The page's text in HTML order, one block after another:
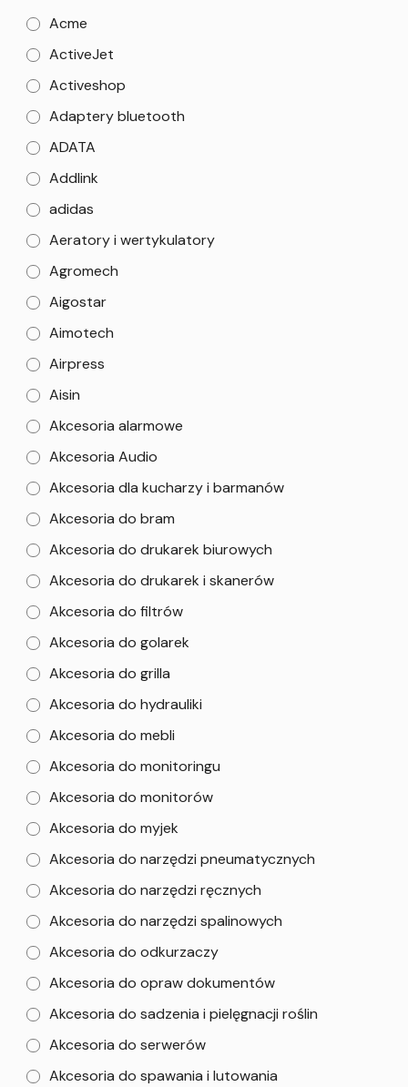
Acme
ActiveJet
Activeshop
Adaptery bluetooth
ADATA
Addlink
adidas
Aeratory i wertykulatory
Agromech
Aigostar
Aimotech
Airpress
Aisin
Akcesoria alarmowe
Akcesoria Audio
Akcesoria dla kucharzy i barmanów
Akcesoria do bram
Akcesoria do drukarek biurowych
Akcesoria do drukarek i skanerów
Akcesoria do filtrów
Akcesoria do golarek
Akcesoria do grilla
Akcesoria do hydrauliki
Akcesoria do mebli
Akcesoria do monitoringu
Akcesoria do monitorów
Akcesoria do myjek
Akcesoria do narzędzi pneumatycznych
Akcesoria do narzędzi ręcznych
Akcesoria do narzędzi spalinowych
Akcesoria do odkurzaczy
Akcesoria do opraw dokumentów
Akcesoria do sadzenia i pielęgnacji roślin
Akcesoria do serwerów
Akcesoria do spawania i lutowania